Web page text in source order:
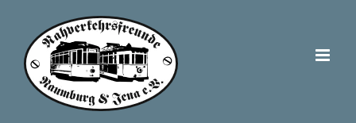
Inhalt
springen